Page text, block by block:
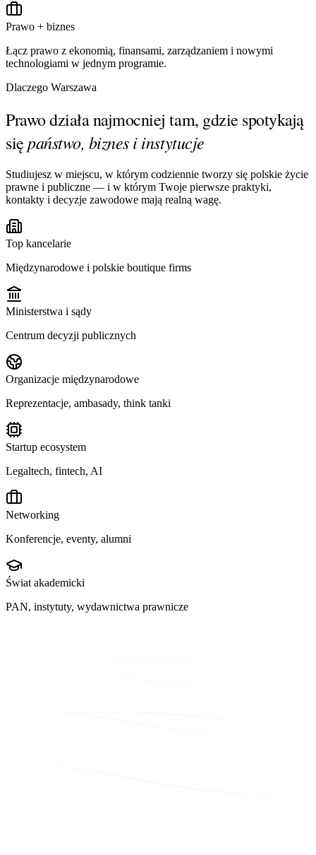
Prawo + biznes
Łącz prawo z ekonomią, finansami, zarządzaniem i nowymi
technologiami w jednym programie.
Dlaczego Warszawa
Prawo działa najmocniej tam, gdzie spotykają
się państwo, biznes i instytucje
Studiujesz w miejscu, w którym codziennie tworzy się polskie życie
prawne i publiczne — i w którym Twoje pierwsze praktyki,
kontakty i decyzje zawodowe mają realną wagę.
Top kancelarie
Międzynarodowe i polskie boutique firms
Ministerstwa i sądy
Centrum decyzji publicznych
Organizacje międzynarodowe
Reprezentacje, ambasady, think tanki
Startup ecosystem
Legaltech, fintech, AI
Networking
Konferencje, eventy, alumni
Świat akademicki
PAN, instytuty, wydawnictwa prawnicze